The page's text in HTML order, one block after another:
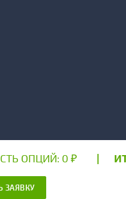
ОПЦИЙ: 0 ₽
ЗАЯВКУ
«Кедровая Делянка»
не является публичной
|Правила и условия